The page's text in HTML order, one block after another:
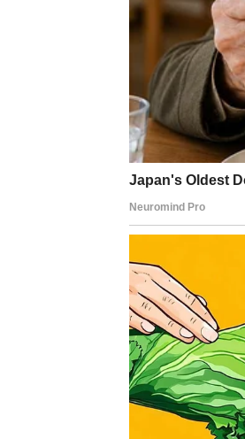
Jedan kontakt ili
RAK
Rakovi su među
pokazuju da
Pred vama su
LAV
Lavovima dolazi
rezultate koje
Vrijeme je da
DJEVICA